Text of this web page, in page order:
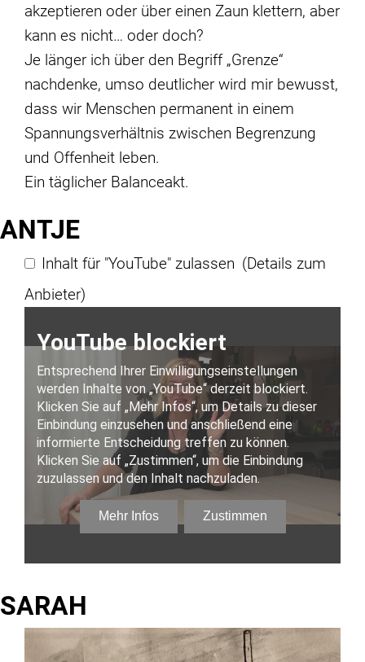
akzeptieren oder über einen Zaun klettern, aber
kann es nicht… oder doch?
Je länger ich über den Begriff „Grenze“
nachdenke, umso deutlicher wird mir bewusst,
dass wir Menschen permanent in einem
Spannungsverhältnis zwischen Begrenzung
und Offenheit leben.
Ein täglicher Balanceakt.
ANTJE
Inhalt für "YouTube" zulassen (Details zum
Anbieter)
SARAH